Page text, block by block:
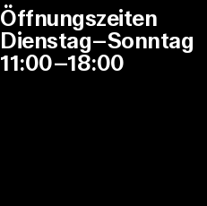
Öffnungszeiten
Dienstag–Sonntag
11:00–18:00